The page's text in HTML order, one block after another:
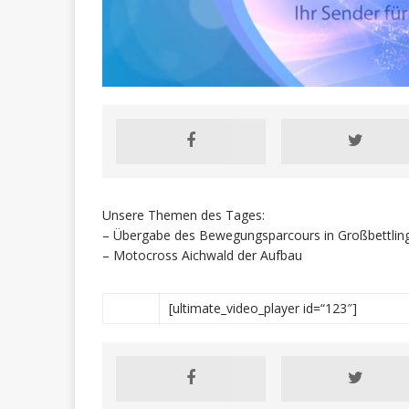
Unsere Themen des Tages:
– Übergabe des Bewegungsparcours in
– Motocross Aichwald der Aufbau
[ultimate_video_player id=“123″]